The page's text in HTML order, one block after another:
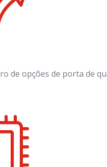
de opções de porta de